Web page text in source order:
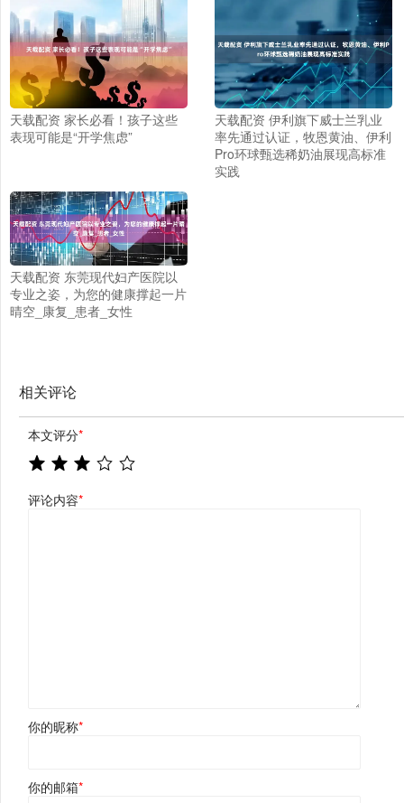
天载配资 家长必看！孩子这些
表现可能是“开学焦虑”
天载配资 伊利旗下威士兰乳业
率先通过认证，牧恩黄油、伊利
Pro环球甄选稀奶油展现高标准
实践
天载配资 东莞现代妇产医院以
专业之姿，为您的健康撑起一片
晴空_康复_患者_女性
相关评论
本文评分*
评论内容*
你的昵称*
你的邮箱*